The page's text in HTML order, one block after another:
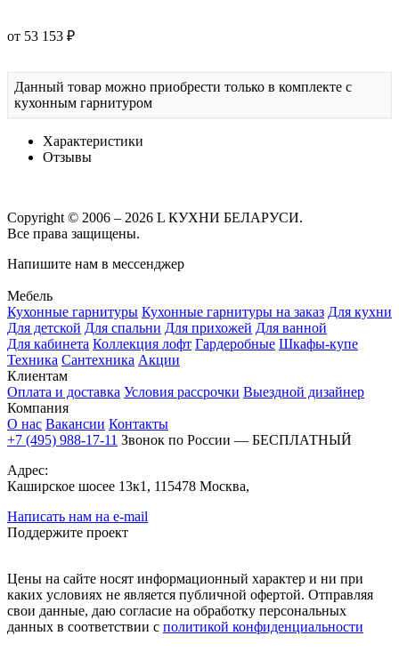
от 53 153 ₽
Данный товар можно приобрести только в комплекте с
кухонным гарнитуром
Характеристики
Отзывы
Copyright © 2006 – 2026 L КУХНИ БЕЛАРУСИ.
Все права защищены.
Напишите нам в мессенджер
Мебель
Кухонные гарнитуры Кухонные гарнитуры на заказ Для кухни
Для детской Для спальни Для прихожей Для ванной
Для кабинета Коллекция лофт Гардеробные Шкафы-купе
Техника Сантехника Акции
Клиентам
Оплата и доставка Условия рассрочки Выездной дизайнер
Компания
О нас Вакансии Контакты
+7 (495) 988-17-11 Звонок по России — БЕСПЛАТНЫЙ
Адрес:
Каширское шосее 13к1, 115478 Москва,
Написать нам на e-mail
Поддержите проект
Цены на сайте носят информационный характер и ни при
каких условиях не является публичной офертой. Отправляя
свои данные, даю согласие на обработку персональных
данных в соответствии с политикой конфиденциальности